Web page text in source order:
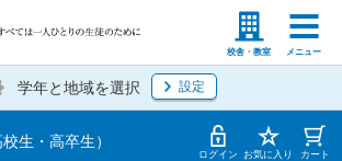
校舎・教室 メニュー
高等学校の先生
学年と地域を選択 設定
生・高卒生）
み方法
れ
ログイン お気に入り カート